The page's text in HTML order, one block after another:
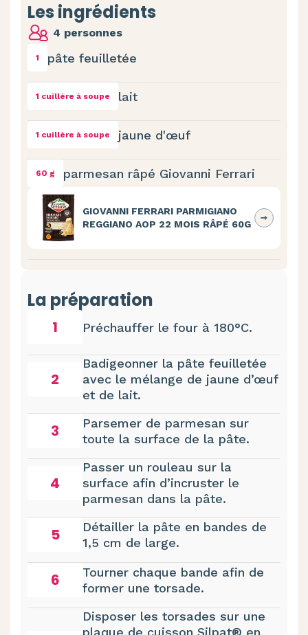
Les ingrédients
4 personnes
1 pâte feuilletée
1 cuillère à soupe lait
1 cuillère à soupe jaune d'œuf
60 g parmesan râpé Giovanni Ferrari
GIOVANNI FERRARI PARMIGIANO
REGGIANO AOP 22 MOIS RÂPÉ 60G
La préparation
1 Préchauffer le four à 180°C.
2
Badigeonner la pâte feuilletée
avec le mélange de jaune d’œuf
et de lait.
3
Parsemer de parmesan sur
toute la surface de la pâte.
4
Passer un rouleau sur la
surface afin d’incruster le
parmesan dans la pâte.
5
Détailler la pâte en bandes de
1,5 cm de large.
6
Tourner chaque bande afin de
former une torsade.
Disposer les torsades sur une
plaque de cuisson Silpat® en